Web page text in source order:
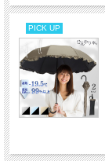
PICK UP